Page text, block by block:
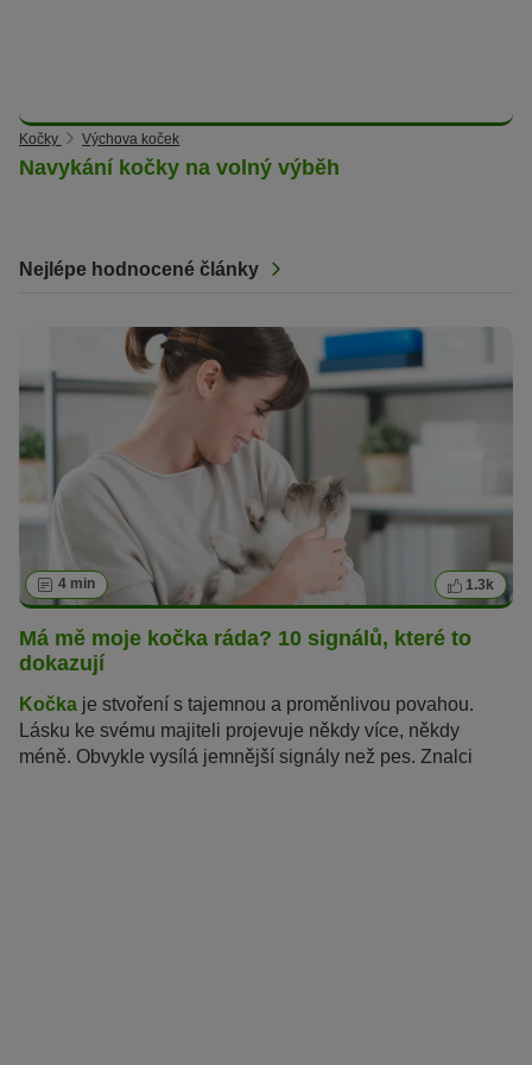
Kočky Výchova koček
Navykání kočky na volný výběh
Nejlépe hodnocené články
4 min 1.3k
Má mě moje kočka ráda? 10 signálů, které to
dokazují
Kočka je stvoření s tajemnou a proměnlivou povahou.
Lásku ke svému majiteli projevuje někdy více, někdy
méně. Obvykle vysílá jemnější signály než pes. Znalci